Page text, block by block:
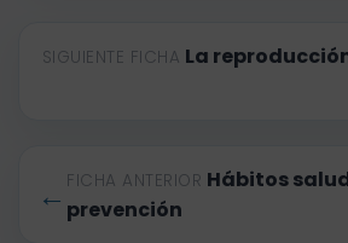
← FICHA ANTERIOR Hábitos
prevención
SIGUIENTE FICHA La